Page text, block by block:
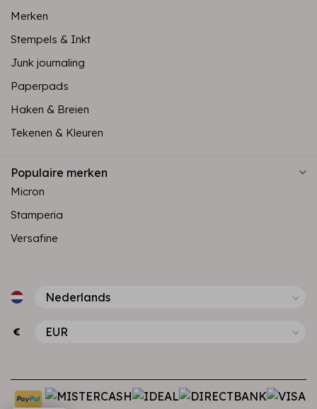
Merken
Stempels & Inkt
Junk journaling
Paperpads
Haken & Breien
Tekenen & Kleuren
Populaire merken
Micron
Stamperia
Versafine
€